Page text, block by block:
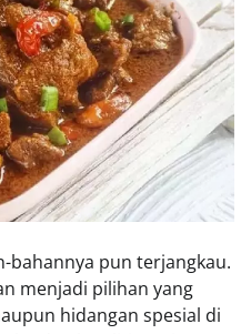
bahannya pun terjangkau.
menjadi pilihan yang
hidangan spesial di